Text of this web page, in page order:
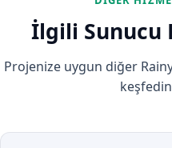
İlgili Sunucu
Projenize uygun diğer